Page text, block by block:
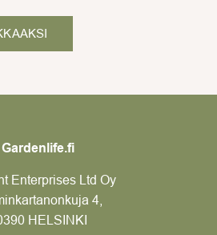
Gardenlife.fi
Enterprises Ltd Oy
4,
HELSINKI